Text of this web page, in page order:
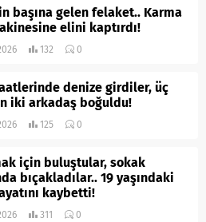
başına gelen felaket.. Karma
elini kaptırdı!
132 0
denize girdiler, üç
iki arkadaş boğuldu!
125 0
için buluştular, sokak
bıçakladılar.. 19 yaşındaki
kaybetti!
311 0